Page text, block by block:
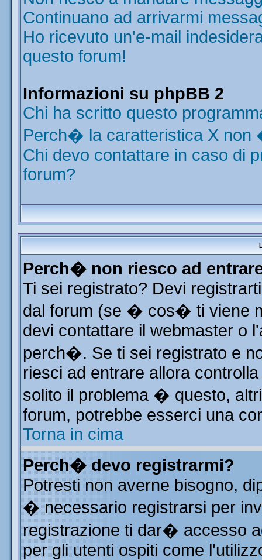
Continuano ad arrivarmi
Ho ricevuto un'e-mail
questo forum!
Informazioni su phpBB 2
Chi ha scritto questo
Perch� la caratteristica X non
Chi devo contattare in caso di
forum?
Perch� non riesco ad
Ti sei registrato? Devi
dal forum (se � cos� ti viene
devi contattare il webmaster o
perch�. Se ti sei registrato e
riesci ad entrare allora
solito il problema � questo,
forum, potrebbe esserci una
Torna in cima
Perch� devo registrarmi?
Potresti non averne bisogno,
� necessario registrarsi per
registrazione ti dar� accesso
per gli utenti ospiti come